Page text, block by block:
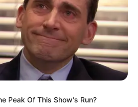
Peak Of This Show's Run?